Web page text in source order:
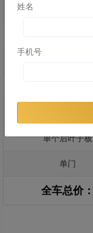
单个后叶子板
单门
全车总价：
姓名
手机号